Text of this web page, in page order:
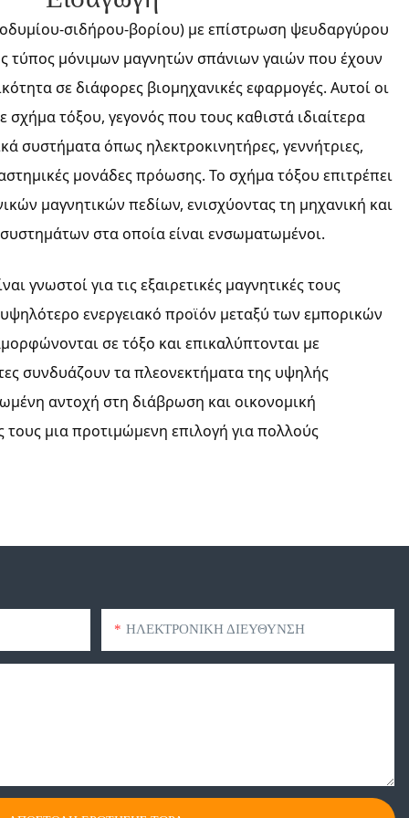
σιδήρου-βορίου) με επίστρωση ψευδαργύρου
τύπος μόνιμων μαγνητών σπάνιων γαιών που έχουν
σε διάφορες βιομηχανικές εφαρμογές. Αυτοί οι
σχήμα τόξου, γεγονός που τους καθιστά ιδιαίτερα
συστήματα όπως ηλεκτροκινητήρες, γεννήτριες,
μονάδες πρόωσης. Το σχήμα τόξου επιτρέπει
μαγνητικών πεδίων, ενισχύοντας τη μηχανική και
στα οποία είναι ενσωματωμένοι.
γνωστοί για τις εξαιρετικές μαγνητικές τους
ενεργειακό προϊόν μεταξύ των εμπορικών
σε τόξο και επικαλύπτονται με
συνδυάζουν τα πλεονεκτήματα της υψηλής
αντοχή στη διάβρωση και οικονομική
μια προτιμώμενη επιλογή για πολλούς
ΗΛΕΚΤΡΟΝΙΚΗ ΔΙΕΥΘΥΝΣΗ